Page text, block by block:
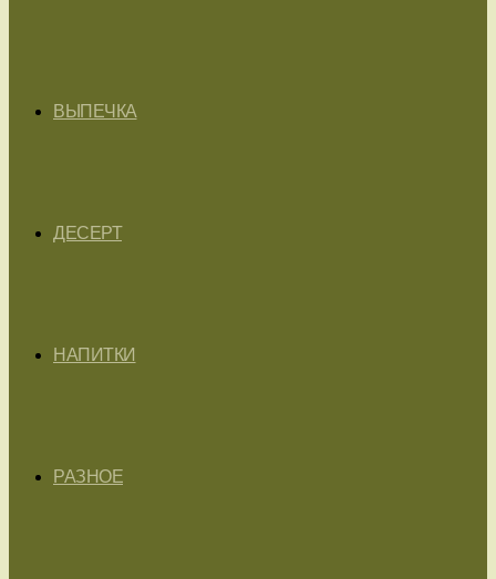
ВЫПЕЧКА
ДЕСЕРТ
НАПИТКИ
РАЗНОЕ